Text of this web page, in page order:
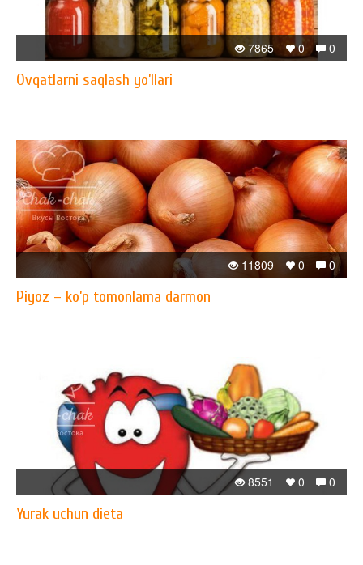
0
0
7865
Ovqatlarni saqlash yo’llari
0
0
11809
Piyoz – ko’p tomonlama darmon
0
0
8551
Yurak uchun dieta